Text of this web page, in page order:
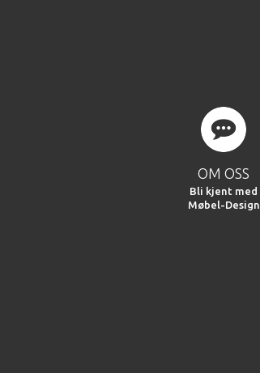
OM OSS
Bli kjent med
Møbel-Design